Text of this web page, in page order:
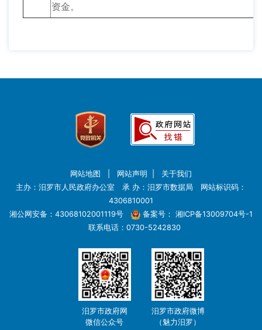
资金。
网站地图 网站声明
关于我们
主办：汨罗市人民政府办公室 承 办：汨罗市数据局 网站标识码：
4306810001
湘公网安备：43068102001119号
备案号： 湘ICP备13009704号-1
联系电话：0730-5242830
汨罗市政府网
微信公众号
汨罗市政府微博
（魅力汨罗）